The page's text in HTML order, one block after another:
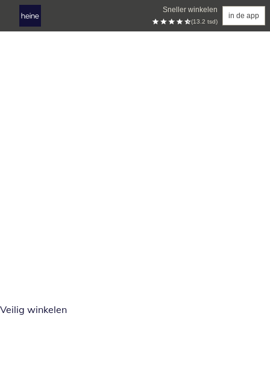
Sneller winkelen
(13.2 tsd)
in de app
Veilig winkelen